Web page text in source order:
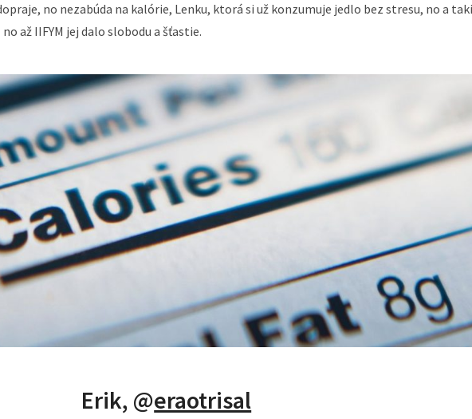
no nezabúda na kalórie, Lenku, ktorá si už konzumuje jedlo bez stresu, no a
až IIFYM jej dalo slobodu a šťastie.
Erik, @eraotrisal